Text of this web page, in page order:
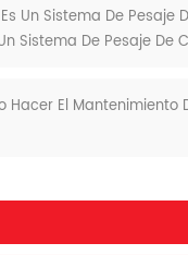
Un Sistema De Pesaje
Sistema De Pesaje De
Hacer El Mantenimiento